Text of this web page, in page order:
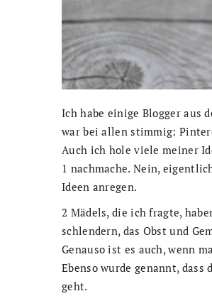
Ich habe einige Blogger aus
war bei allen stimmig:
Auch ich hole viele meiner
1 nachmache. Nein,
Ideen anregen.
2 Mädels, die ich fragte,
schlendern, das Obst und
Genauso ist es auch, wenn
Ebenso wurde genannt,
geht.